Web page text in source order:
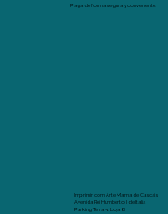
Paga de forma segura y conveniente.
Imprimir com Arte Marina de Cascais
Avenida Rei Humberto II de Italia
Parking Terra -1 Loja 8